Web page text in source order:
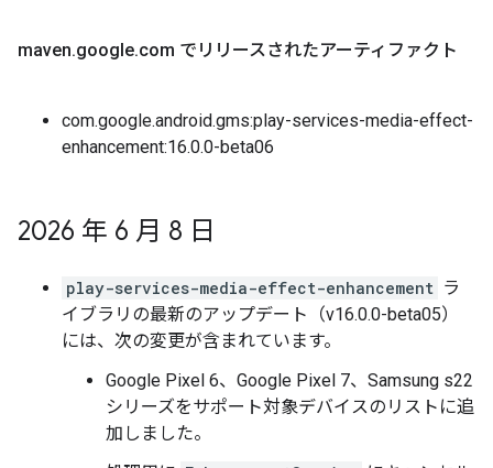
maven.google.com でリリースされたアーティファクト
com.google.android.gms:play-services-media-effect-
enhancement:16.0.0-beta06
2026 年 6 月 8 日
play-services-media-effect-enhancement ラ
イブラリの最新のアップデート（v16.0.0-beta05）
には、次の変更が含まれています。
Google Pixel 6、Google Pixel 7、Samsung s22
シリーズをサポート対象デバイスのリストに追
加しました。